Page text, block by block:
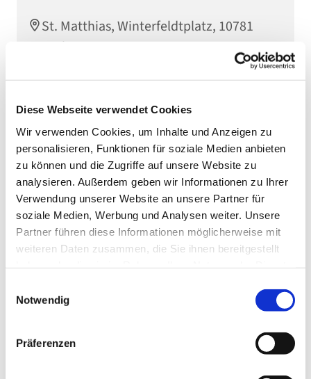
Diese Webseite verwendet Cookies
Wir verwenden Cookies, um Inhalte und Anzeigen zu
personalisieren, Funktionen für soziale Medien anbieten
zu können und die Zugriffe auf unsere Website zu
analysieren. Außerdem geben wir Informationen zu Ihrer
Verwendung unserer Website an unsere Partner für
soziale Medien, Werbung und Analysen weiter. Unsere
Partner führen diese Informationen möglicherweise mit
weiteren Daten zusammen, die Sie ihnen bereitgestellt
Notwendig
Präferenzen
St. Matthias, Winterfeldtplatz, 10781
Berlin